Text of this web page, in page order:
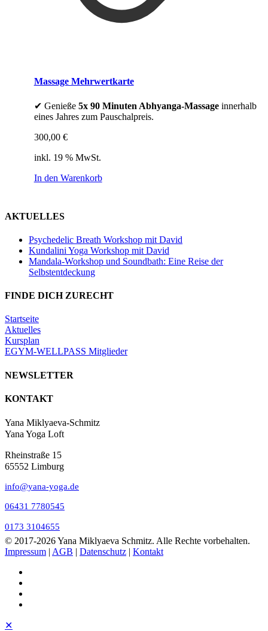
Massage Mehrwertkarte
✔ Genieße 5x 90 Minuten Abhyanga-Massageinnerhalb
eines Jahres zum Pauschalpreis.
300,00 €
inkl. 19 % MwSt.
In den Warenkorb
AKTUELLES
Psychedelic Breath Workshop mit David
Kundalini Yoga Workshop mit David
Mandala-Workshop und Soundbath: Eine Reise der
Selbstentdeckung
FINDE DICH ZURECHT
Startseite
Aktuelles
Kursplan
EGYM-WELLPASS Mitglieder
NEWSLETTER
KONTAKT
Yana Miklyaeva-Schmitz
Yana Yoga Loft
Rheinstraße 15
65552 Limburg
info@yana-yoga.de
06431 7780545
0173 3104655
© 2017-2026 Yana Miklyaeva Schmitz. Alle Rechte vorbehalten.
Impressum | AGB | Datenschutz | Kontakt
✕